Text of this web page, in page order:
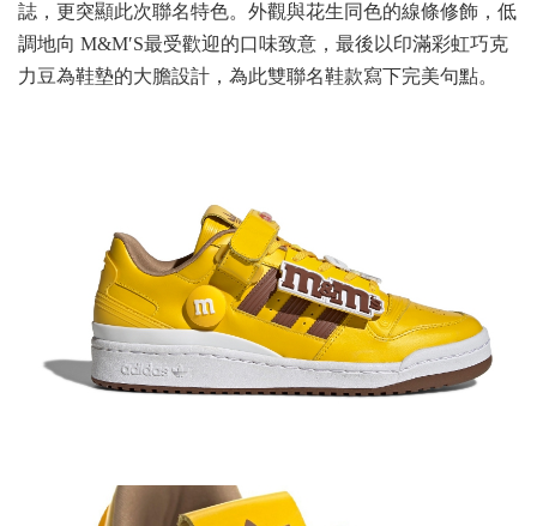
誌，更突顯此次聯名特色。外觀與花生同色的線條修飾，低
調地向 M&M′S最受歡迎的口味致意，最後以印滿彩虹巧克
力豆為鞋墊的大膽設計，為此雙聯名鞋款寫下完美句點。